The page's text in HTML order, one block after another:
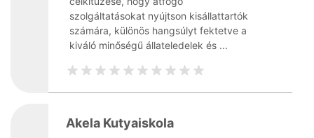
szolgáltatásokat nyújtson kisállattartók
számára, különös hangsúlyt fektetve a
kiváló minőségű állateledelek és ...
Akela Kutyaiskola